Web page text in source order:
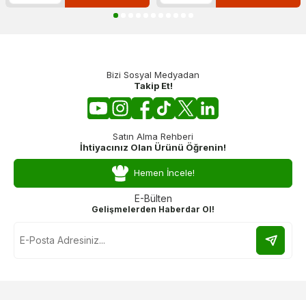
Bizi Sosyal Medyadan
Takip Et!
Satın Alma Rehberi
İhtiyacınız Olan Ürünü Öğrenin!
Hemen İncele!
E-Bülten
Gelişmelerden Haberdar Ol!